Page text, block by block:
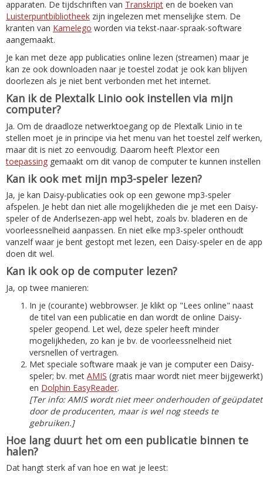
apparaten. De tijdschriften van Transkript en de boeken van
Luisterpuntbibliotheek zijn ingelezen met menselijke stem. De
kranten van Kamelego worden via tekst-naar-spraak-software
aangemaakt.
Je kan met deze app publicaties online lezen (streamen) maar je
kan ze ook downloaden naar je toestel zodat je ook kan blijven
doorlezen als je niet bent verbonden met het internet.
Kan ik de Plextalk Linio ook instellen via mijn
computer?
Ja. Om de draadloze netwerktoegang op de Plextalk Linio in te
stellen moet je in principe via het menu van het toestel zelf werken,
maar dit is niet zo eenvoudig. Daarom heeft Plextor een
toepassing gemaakt om dit vanop de computer te kunnen instellen
Kan ik ook met mijn mp3-speler lezen?
Ja, je kan Daisy-publicaties ook op een gewone mp3-speler
afspelen. Je hebt dan niet alle mogelijkheden die je met een Daisy-
speler of de Anderlsezen-app wel hebt, zoals bv. bladeren en de
voorleessnelheid aanpassen. En niet elke mp3-speler onthoudt
vanzelf waar je bent gestopt met lezen, een Daisy-speler en de app
doen dit wel.
Kan ik ook op de computer lezen?
Ja, op twee manieren:
In je (courante) webbrowser. Je klikt op "Lees online" naast
de titel van een publicatie en dan wordt de online Daisy-
speler geopend. Let wel, deze speler heeft minder
mogelijkheden, zo kan je bv. de voorleessnelheid niet
versnellen of vertragen.
Met speciale software maak je van je computer een Daisy-
speler; bv. met AMIS (gratis maar wordt niet meer bijgewerkt)
en Dolphin EasyReader.
[Ter info: AMIS wordt niet meer onderhouden of geüpdatet
door de producenten, maar is wel nog steeds te
gebruiken.]
Hoe lang duurt het om een publicatie binnen te
halen?
Dat hangt sterk af van hoe en wat je leest: